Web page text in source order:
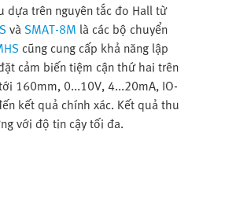
dựa trên nguyên tắc đo Hall từ
và SMAT-8M là các bộ chuyển
cũng cung cấp khả năng lập
cảm biến tiệm cận thứ hai trên
160mm, 0...10V, 4...20mA, IO-
kết quả chính xác. Kết quả thu
với độ tin cậy tối đa.